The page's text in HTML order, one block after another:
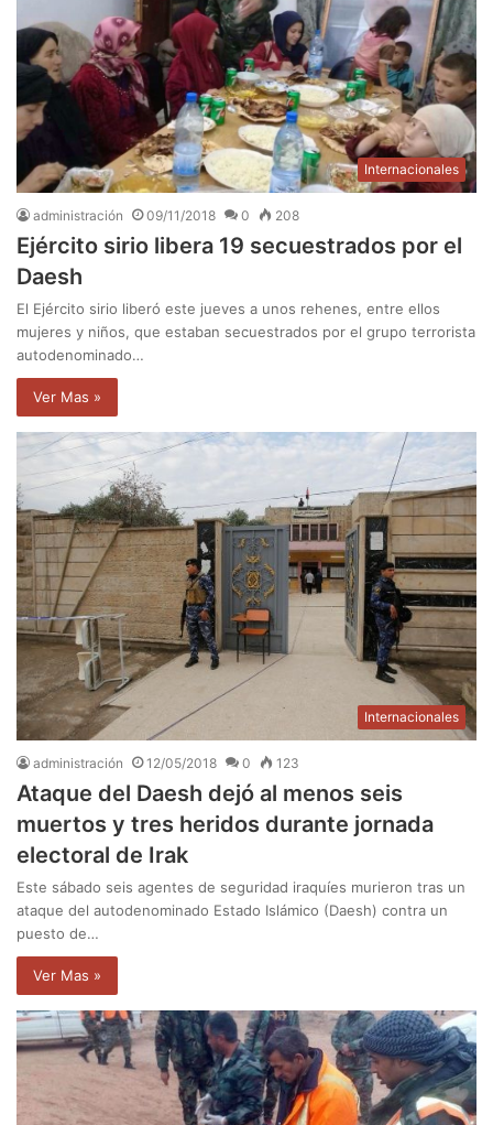
Internacionales
administración 09/11/2018 0 208
Ejército sirio libera 19 secuestrados por el
Daesh
El Ejército sirio liberó este jueves a unos rehenes, entre ellos
mujeres y niños, que estaban secuestrados por el grupo terrorista
autodenominado…
Ver Mas »
Internacionales
administración 12/05/2018 0 123
Ataque del Daesh dejó al menos seis
muertos y tres heridos durante jornada
electoral de Irak
Este sábado seis agentes de seguridad iraquíes murieron tras un
ataque del autodenominado Estado Islámico (Daesh) contra un
puesto de…
Ver Mas »